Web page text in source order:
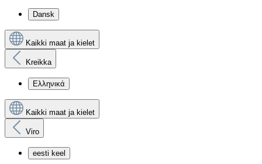
Dansk
Kaikki maat ja kielet
Kreikka
Ελληνικά
Kaikki maat ja kielet
Viro
eesti keel